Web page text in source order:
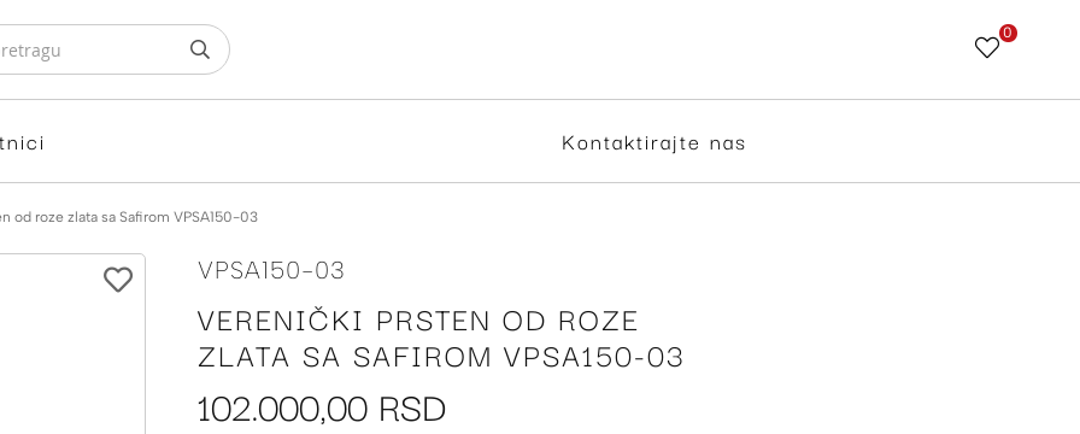
Skip
Content
0
Kontaktirajte nas
od roze zlata sa Safirom VPSA150-03
VERENIČKI PRSTEN OD ROZE
ZLATA SA SAFIROM VPSA150-03
VPSA150-03
102.000,00 RSD